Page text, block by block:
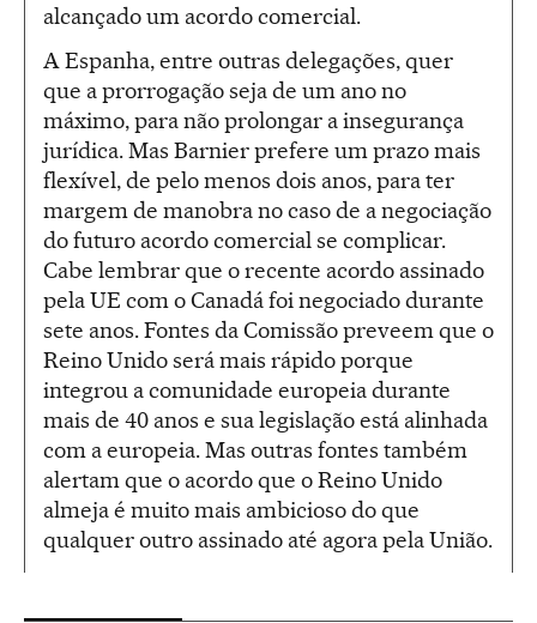
alcançado um acordo comercial.
A Espanha, entre outras delegações, quer
que a prorrogação seja de um ano no
máximo, para não prolongar a insegurança
jurídica. Mas Barnier prefere um prazo mais
flexível, de pelo menos dois anos, para ter
margem de manobra no caso de a negociação
do futuro acordo comercial se complicar.
Cabe lembrar que o recente acordo assinado
pela UE com o Canadá foi negociado durante
sete anos. Fontes da Comissão preveem que o
Reino Unido será mais rápido porque
integrou a comunidade europeia durante
mais de 40 anos e sua legislação está alinhada
com a europeia. Mas outras fontes também
alertam que o acordo que o Reino Unido
almeja é muito mais ambicioso do que
qualquer outro assinado até agora pela União.